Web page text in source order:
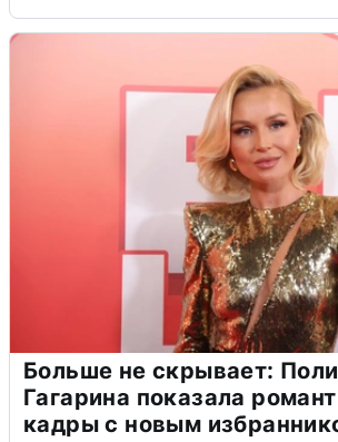
Больше не скрывает:
Гагарина показала
кадры с новым